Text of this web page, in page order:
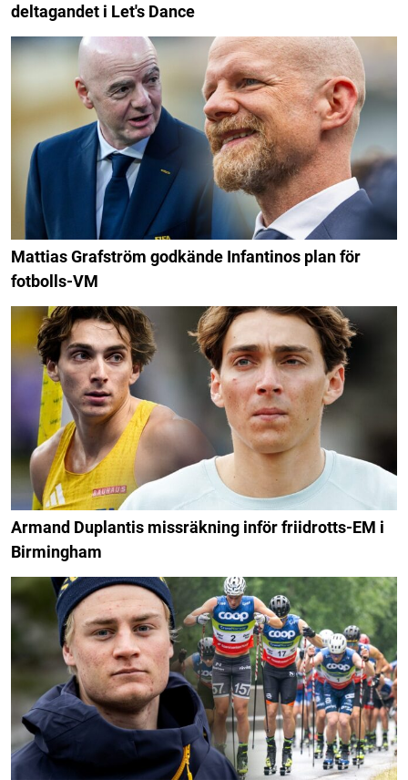
deltagandet i Let's Dance
Mattias Grafström godkände Infantinos plan för
fotbolls-VM
Armand Duplantis missräkning inför friidrotts-EM i
Birmingham